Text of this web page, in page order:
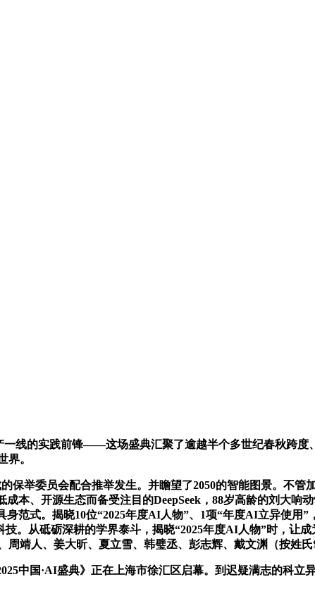
的实践前锋——这场盛典汇聚了逾越半个多世纪春秋跨度
界。
举委员会配合推举发生。并瞻望了2050的智能图景。不管
本、开源生态而备受注目的DeepSeek，88岁高龄的刘大响
范式。揭晓10位“2025年度AI人物”、1项“年度AI立异使用”
。从砥砺深耕的学界泰斗，揭晓“2025年度AI人物”时，让
靖人、姜大昕、夏立雪、韩璧丞、彭志辉、戴文渊（按姓氏
国·AI盛典》正在上海市徐汇区启幕。到迟疑满志的科立